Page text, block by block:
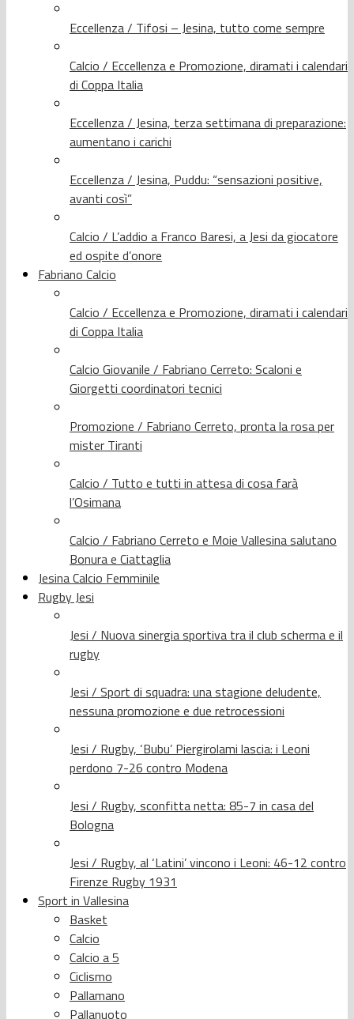
Eccellenza / Tifosi – Jesina, tutto come sempre
Calcio / Eccellenza e Promozione, diramati i calendari
di Coppa Italia
Eccellenza / Jesina, terza settimana di preparazione:
aumentano i carichi
Eccellenza / Jesina, Puddu: “sensazioni positive,
avanti così”
Calcio / L’addio a Franco Baresi, a Jesi da giocatore
ed ospite d’onore
Fabriano Calcio
Calcio / Eccellenza e Promozione, diramati i calendari
di Coppa Italia
Calcio Giovanile / Fabriano Cerreto: Scaloni e
Giorgetti coordinatori tecnici
Promozione / Fabriano Cerreto, pronta la rosa per
mister Tiranti
Calcio / Tutto e tutti in attesa di cosa farà
l’Osimana
Calcio / Fabriano Cerreto e Moie Vallesina salutano
Bonura e Ciattaglia
Jesina Calcio Femminile
Rugby Jesi
Jesi / Nuova sinergia sportiva tra il club scherma e il
rugby
Jesi / Sport di squadra: una stagione deludente,
nessuna promozione e due retrocessioni
Jesi / Rugby, ‘Bubu’ Piergirolami lascia: i Leoni
perdono 7-26 contro Modena
Jesi / Rugby, sconfitta netta: 85-7 in casa del
Bologna
Jesi / Rugby, al ‘Latini’ vincono i Leoni: 46-12 contro
Firenze Rugby 1931
Sport in Vallesina
Basket
Calcio
Calcio a 5
Ciclismo
Pallamano
Pallanuoto